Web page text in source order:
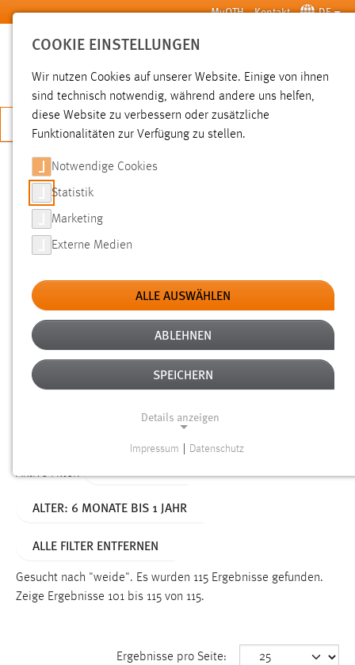
Zum Hauptinhalt springen MyOTH Kontakt DE
SUCHE
JETZT BEWERBEN
SUCHE
FILTER
Typ
Erstellungsdatum
Alter
Aktive Filter:
ALTER: 6 MONATE BIS 1 JAHR
ALLE FILTER ENTFERNEN
Gesucht nach "weide". Es wurden 115 Ergebnisse gefunden.
Zeige Ergebnisse 101 bis 115 von 115.
Ergebnisse pro Seite:
COOKIE EINSTELLUNGEN
Wir nutzen Cookies auf unserer Website. Einige von ihnen
sind technisch notwendig, während andere uns helfen,
diese Website zu verbessern oder zusätzliche
Funktionalitäten zur Verfügung zu stellen.
Notwendige Cookies
Statistik
Marketing
Externe Medien
ALLE AUSWÄHLEN
ABLEHNEN
SPEICHERN
Details anzeigen
Funktionen und sind für die einwandfreie Funktion der
Name:
Dieser Cookie speichert die ausgewählten Einverständnis-
Impressum Datenschutz